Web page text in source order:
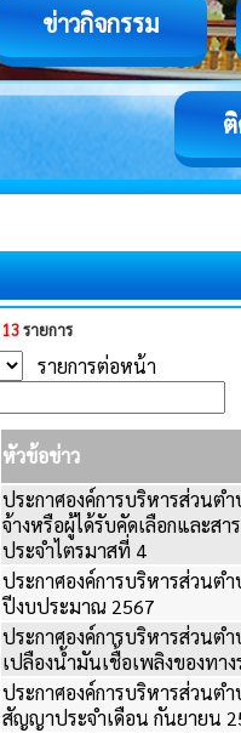
ข่าวกิจกรรม
13รายการ
รายการต่อหน้า
หัวข้อข่าว
ประกาศองค์การบริหารส่วนต
จ้างหรือผู้ได้รับคัดเลือกและ
ประจำไตรมาสที่ 4
ประกาศองค์การบริหารส่วนตำ
ปีงบประมาณ 2567
ประกาศองค์การบริหารส่วนต
เปลืองน้ำมันเชื้อเพลิงของทา
ประกาศองค์การบริหารส่วนต
สัญญาประจำเดือน กันยายน